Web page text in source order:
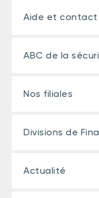
Aide et contact
ABC de la
Nos filiales
Divisions de
Actualité